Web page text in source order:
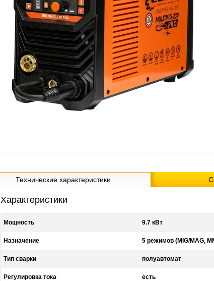
Технические характеристики
Характеристики
Мощность 9.7 кВт
Назначение 5 режимов (MIG/MAG,
Тип сварки полуавтомат
Регулировка тока есть